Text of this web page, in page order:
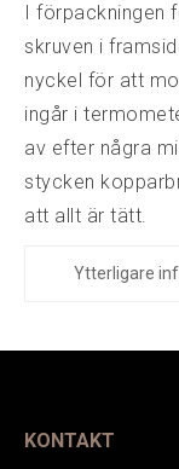
I
skruven i
nyckel för att
ingår i
av efter några
stycken
att allt är tätt.
Ytterligare
Art.nr.
KONTAKT